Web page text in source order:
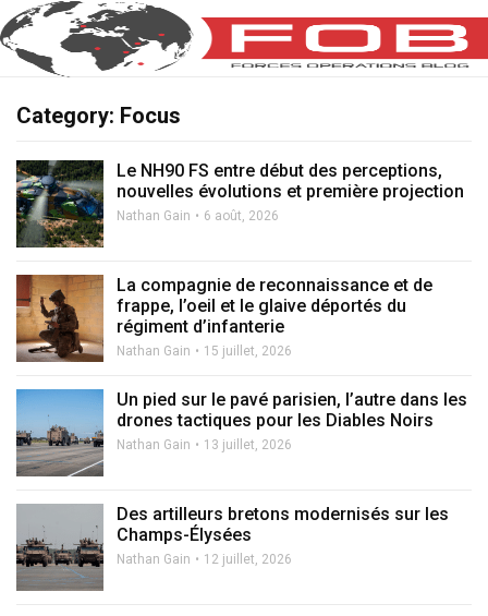
Category: Focus
Le NH90 FS entre début des perceptions,
nouvelles évolutions et première projection
Nathan Gain 6 août, 2026
La compagnie de reconnaissance et de
frappe, l’oeil et le glaive déportés du
régiment d’infanterie
Nathan Gain 15 juillet, 2026
Un pied sur le pavé parisien, l’autre dans les
drones tactiques pour les Diables Noirs
Nathan Gain 13 juillet, 2026
Des artilleurs bretons modernisés sur les
Champs-Élysées
Nathan Gain 12 juillet, 2026